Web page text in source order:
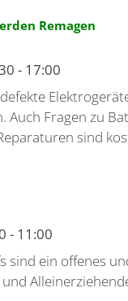
Remagen:
- 17:00
Auch Fragen zu
sind
- 11:00
sind ein offenes